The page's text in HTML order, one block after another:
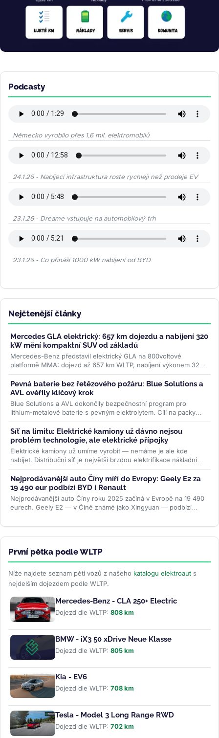
Podcasty
Německo vyrobilo přes 1,6 mil. elektromobilů
24.1.26 - Nabíjecí infrastruktura roste rychleji než prodeje EV
23.1.26 - Dreame vstupuje na automobilový trh
23.1.26 - Co přináší 1000 kW nabíjení od BYD
Nejčtenější články
Mercedes GLA elektrický: 657 km dojezdu a nabíjení 320
kW mění kompaktní SUV od základů
Mercedes-Benz představil elektrický GLA na 800voltové
platformě MMA: dojezd až 657 km WLTP, nabíjení výkonem 320
kW a plnění na 80 % za 22...>>
Pevná baterie bez řetězového požáru: Blue Solutions a
AVL ověřily klíčový krok
Blue Solutions a AVL dokončily bezpečnostní program pro
lithium-metalové baterie s pevným elektrolytem. Cílí na packy
bez šíření tepelné...>>
Síť na limitu: Elektrické kamiony už dávno nejsou
problém technologie, ale elektrické přípojky
Elektrické kamiony už umíme vyrobit — nemáme je ale kde
nabíjet. Distribuční síť je největší brzdou elektrifikace nákladní
dopravy....>>
Nejprodávanější auto Číny míří do Evropy: Geely E2 za
19 490 eur podbízí BYD i Renault
Nejprodávanější auto Číny roku 2025 začíná v Evropě na 19 490
eurech. Geely E2 — v Číně známé jako Xingyuan — podbízí
První pětka podle WLTP
Níže najdete seznam pěti vozů z našeho katalogu elektroaut s
nejdelším dojezdem podle WLTP.
Mercedes-Benz - CLA 250+ Electric
Dojezd dle WLTP: 808 km
BMW - iX3 50 xDrive Neue Klasse
Dojezd dle WLTP: 805 km
Kia - EV6
Dojezd dle WLTP: 708 km
Tesla - Model 3 Long Range RWD
Dojezd dle WLTP: 702 km